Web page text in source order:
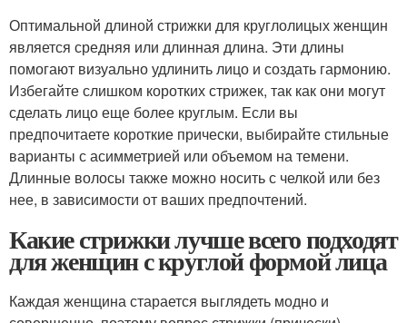
Оптимальной длиной стрижки для круглолицых женщин
является средняя или длинная длина. Эти длины
помогают визуально удлинить лицо и создать гармонию.
Избегайте слишком коротких стрижек, так как они могут
сделать лицо еще более круглым. Если вы
предпочитаете короткие прически, выбирайте стильные
варианты с асимметрией или объемом на темени.
Длинные волосы также можно носить с челкой или без
нее, в зависимости от ваших предпочтений.
Какие стрижки лучше всего подходят
для женщин с круглой формой лица
Каждая женщина старается выглядеть модно и